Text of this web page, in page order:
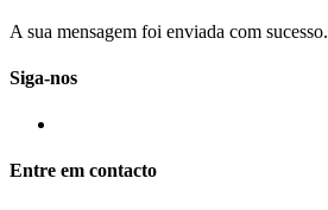
A sua mensagem foi enviada com sucesso.
Siga-nos
Entre em contacto